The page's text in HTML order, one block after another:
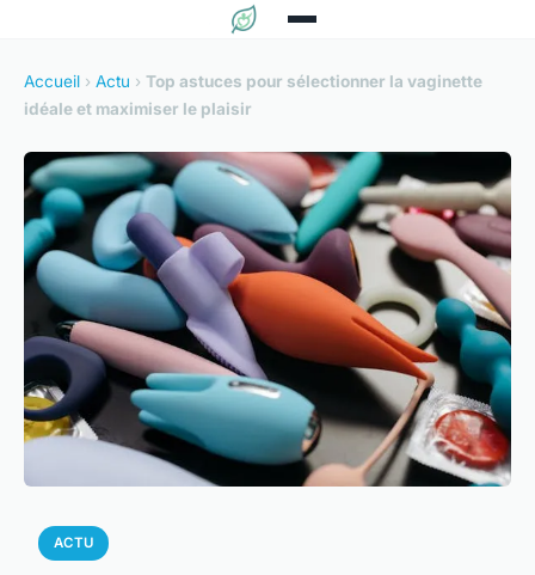
Accueil › Actu › Top astuces pour sélectionner la vaginette
idéale et maximiser le plaisir
ACTU